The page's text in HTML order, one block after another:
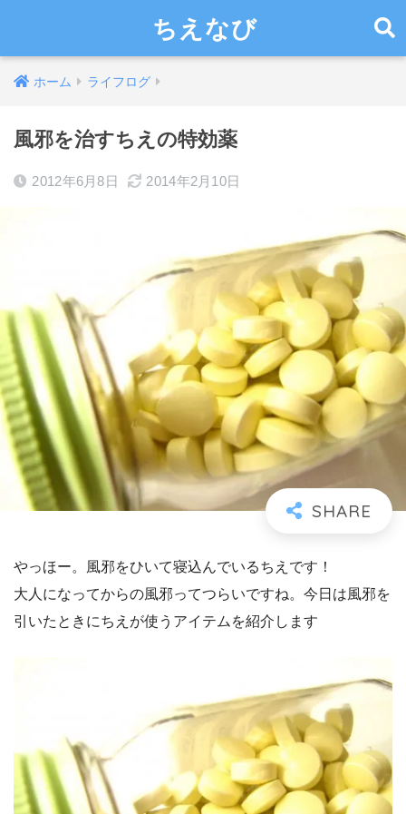
ちえなび
ホーム ライフログ
風邪を治すちえの特効薬
2012年6月8日 2014年2月10日
やっほー。風邪をひいて寝込んでいるちえです！
大人になってからの風邪ってつらいですね。今日は風邪を
引いたときにちえが使うアイテムを紹介します